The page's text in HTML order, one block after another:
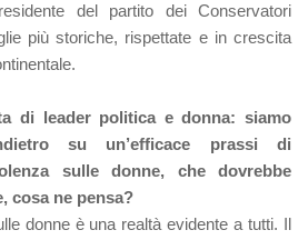
del partito dei Conservatori
più storiche, rispettate e in crescita
di leader politica e donna: siamo
su un’efficace prassi di
sulle donne, che dovrebbe
cosa ne pensa?
donne è una realtà evidente a tutti. Il